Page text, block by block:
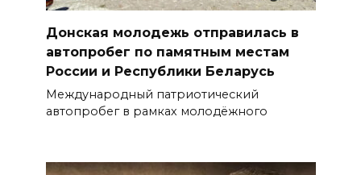
Донская молодежь отправилась в
автопробег по памятным местам
России и Республики Беларусь
Международный патриотический
автопробег в рамках молодёжного